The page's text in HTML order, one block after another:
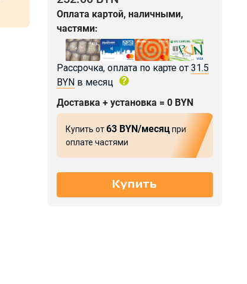
Оплата картой, наличными,
частями:
Рассрочка, оплата по карте от 31.5
BYNв месяц
Доставка + установка = 0 BYN
Купить от63 BYN/месяцпри
оплате частями